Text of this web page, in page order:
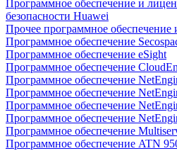
Программное обеспечение и
безопасности Huawei
Прочее программное обеспечение
Программное обеспечение
Программное обеспечение eSight
Программное обеспечение
Программное обеспечение
Программное обеспечение
Программное обеспечение
Программное обеспечение
Программное обеспечение
Программное обеспечение ATN